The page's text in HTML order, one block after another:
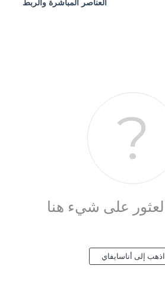
العناصر المباشرة والربط
?
اذهب إلى أناسايفاي